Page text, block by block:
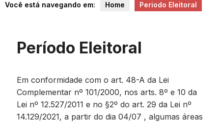
Você está navegando em: Home Periodo Eleitoral
Período Eleitoral
Em conformidade com o art. 48-A da Lei
Complementar nº 101/2000, nos arts. 8º e 10 da
Lei nº 12.527/2011 e no §2º do art. 29 da Lei nº
14.129/2021, a partir do dia 04/07 , algumas áreas